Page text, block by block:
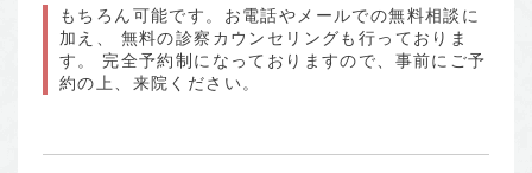
もちろん可能です。お電話やメールでの無料相談に
加え、 無料の診察カウンセリングも行っておりま
す。 完全予約制になっておりますので、事前にご予
約の上、来院ください。